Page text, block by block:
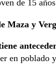
de 15
Maza y
en poblado